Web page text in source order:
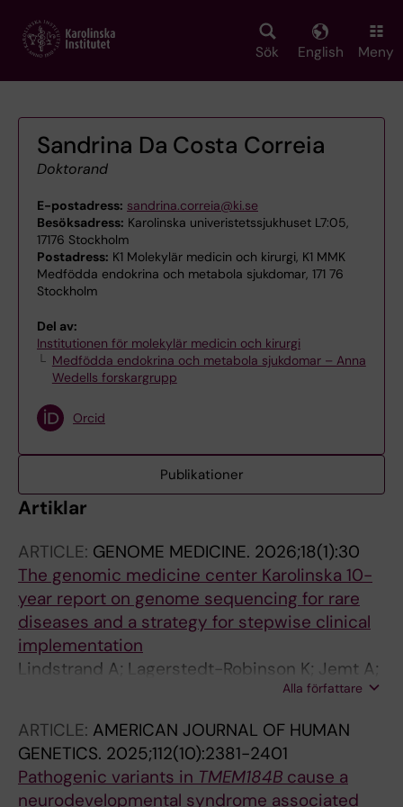
main
Sök English Meny
Sandrina Da Costa Correia
Doktorand
E-postadress: sandrina.correia@ki.se
Besöksadress: Karolinska univeristetssjukhuset L7:05,
17176 Stockholm
Postadress: K1 Molekylär medicin och kirurgi, K1 MMK
Medfödda endokrina och metabola sjukdomar, 171 76
Stockholm
Del av:
Institutionen för molekylär medicin och kirurgi
Medfödda endokrina och metabola sjukdomar – Anna
Wedells forskargrupp
Orcid
Publikationer
Artiklar
ARTICLE: GENOME MEDICINE. 2026;18(1):30
The genomic medicine center Karolinska 10-
year report on genome sequencing for rare
diseases and a strategy for stepwise clinical
implementation
Lindstrand A; Lagerstedt-Robinson K; Jemt A;
Kvarnung M; Ygberg S; Vonlanthen S; Oscarson
M; Arnell H; Arthur C; Bajalica-Lagercrantz S;
Barbaro M; Bergman P; Bjorck E; Picard OB;
Bruhn H; Carlsten J; Correia SP; De Geer K;
Alla författare
ARTICLE: AMERICAN JOURNAL OF HUMAN
GENETICS. 2025;112(10):2381-2401
Pathogenic variants in TMEM184B cause a
neurodevelopmental syndrome associated